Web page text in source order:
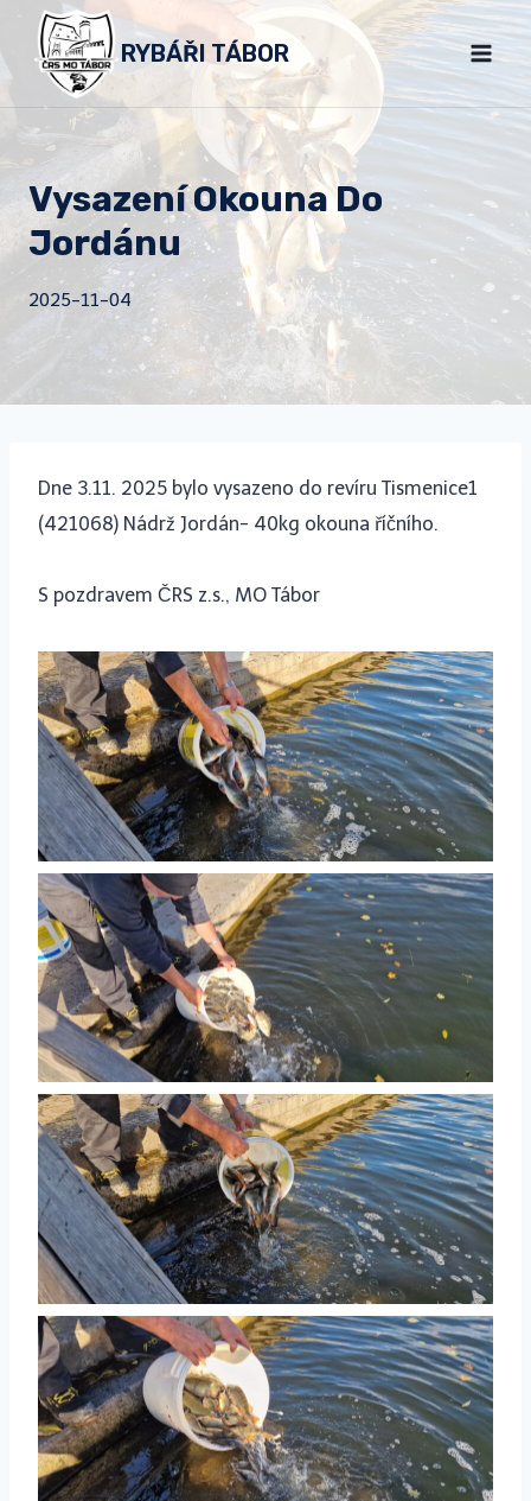
Přeskočit
RYBÁŘI TÁBOR
Vysazení Okouna Do
Jordánu
2025-11-04
Dne 3.11. 2025 bylo vysazeno do revíru Tismenice1
(421068) Nádrž Jordán- 40kg okouna říčního.
S pozdravem ČRS z.s., MO Tábor